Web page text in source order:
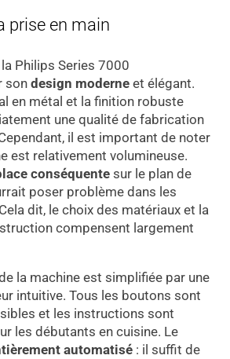
prise en main
Philips Series 7000
son design moderneet élégant.
en métal et la finition robuste
une qualité de fabrication
il est important de noter
est relativement volumineuse.
conséquentesur le plan de
poser problème dans les
dit, le choix des matériaux et la
compensent largement
la machine est simplifiée par une
intuitive. Tous les boutons sont
et les instructions sont
les débutants en cuisine. Le
automatisé: il suffit de